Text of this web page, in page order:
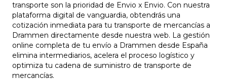
transporte son la prioridad de Envio x Envio. Con nuestra
plataforma digital de vanguardia, obtendrás una
cotización inmediata para tu transporte de mercancías a
Drammen directamente desde nuestra web. La gestión
online completa de tu envío a Drammen desde España
elimina intermediarios, acelera el proceso logístico y
optimiza tu cadena de suministro de transporte de
mercancías.